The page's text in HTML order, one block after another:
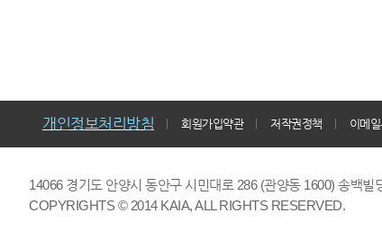
개인정보처리방침 회원가입약관 저작권정책 이메
14066 경기도 안양시 동안구 시민대로 286 (관양동 1600) 송백
COPYRIGHTS © 2014 KAIA, ALL RIGHTS RESERVED.